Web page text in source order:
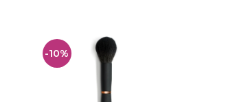
-10%